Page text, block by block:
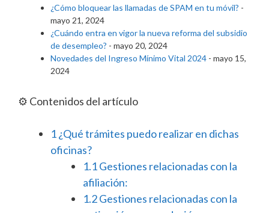
¿Cómo bloquear las llamadas de SPAM en tu móvil? -
mayo 21, 2024
¿Cuándo entra en vigor la nueva reforma del subsidio
de desempleo? - mayo 20, 2024
Novedades del Ingreso Mínimo Vital 2024 - mayo 15,
2024
⚙️ Contenidos del artículo
1¿Qué trámites puedo realizar en dichas
oficinas?
1.1Gestiones relacionadas con la
afiliación:
1.2Gestiones relacionadas con la